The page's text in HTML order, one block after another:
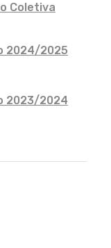
Coletiva
2024/2025
2023/2024